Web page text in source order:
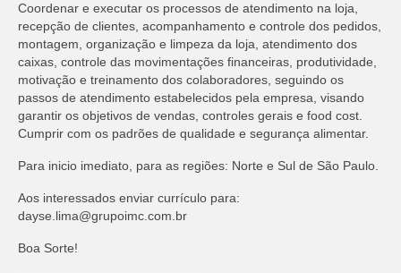
Coordenar e executar os processos de atendimento na loja,
recepção de clientes, acompanhamento e controle dos pedidos,
montagem, organização e limpeza da loja, atendimento dos
caixas, controle das movimentações financeiras, produtividade,
motivação e treinamento dos colaboradores, seguindo os
passos de atendimento estabelecidos pela empresa, visando
garantir os objetivos de vendas, controles gerais e food cost.
Cumprir com os padrões de qualidade e segurança alimentar.
Para inicio imediato, para as regiões: Norte e Sul de São Paulo.
Aos interessados enviar currículo para:
dayse.lima@grupoimc.com.br
Boa Sorte!